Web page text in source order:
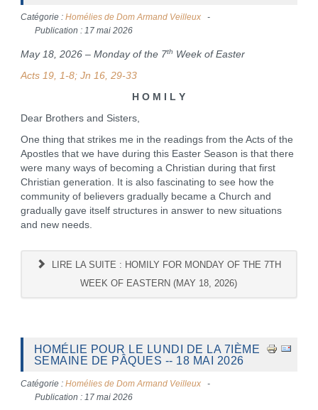
Catégorie : Homélies de Dom Armand Veilleux
Publication : 17 mai 2026
May 18, 2026 – Monday of the 7th Week of Easter
Acts 19, 1-8; Jn 16, 29-33
H O M I L Y
Dear Brothers and Sisters,
One thing that strikes me in the readings from the Acts of the
Apostles that we have during this Easter Season is that there
were many ways of becoming a Christian during that first
Christian generation. It is also fascinating to see how the
community of believers gradually became a Church and
gradually gave itself structures in answer to new situations
and new needs.
LIRE LA SUITE : HOMILY FOR MONDAY OF THE 7TH
WEEK OF EASTERN (MAY 18, 2026)
HOMÉLIE POUR LE LUNDI DE LA 7IÈME
SEMAINE DE PÂQUES -- 18 MAI 2026
Catégorie : Homélies de Dom Armand Veilleux
Publication : 17 mai 2026